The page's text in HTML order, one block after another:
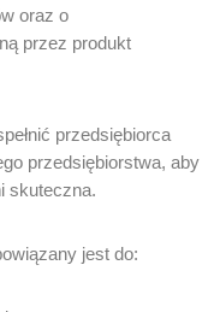
oraz o
przez produkt
przedsiębiorca
przedsiębiorstwa, aby
skuteczna.
jest do: